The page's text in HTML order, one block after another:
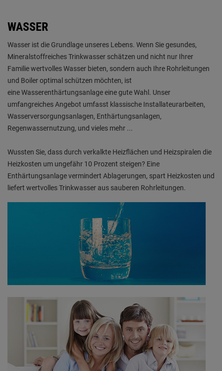
WASSER
Wasser ist die Grundlage unseres Lebens. Wenn Sie gesundes,
Mineralstoffreiches Trinkwasser schätzen und nicht nur Ihrer
Familie wertvolles Wasser bieten, sondern auch Ihre Rohrleitungen
und Boiler optimal schützen möchten, ist
eine Wasserenthärtungsanlage eine gute Wahl. Unser
umfangreiches Angebot umfasst klassische Installateurarbeiten,
Wasserversorgungsanlagen, Enthärtungsanlagen,
Regenwassernutzung, und vieles mehr ...
Wussten Sie, dass durch verkalkte Heizflächen und Heizspiralen die
Heizkosten um ungefähr 10 Prozent steigen? Eine
Enthärtungsanlage vermindert Ablagerungen, spart Heizkosten und
liefert wertvolles Trinkwasser aus sauberen Rohrleitungen.